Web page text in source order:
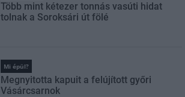
Több mint kétezer tonnás vasúti hidat
tolnak a Soroksári út fölé
Mi épül?
Megnyitotta kapuit a felújított győri
Vásárcsarnok